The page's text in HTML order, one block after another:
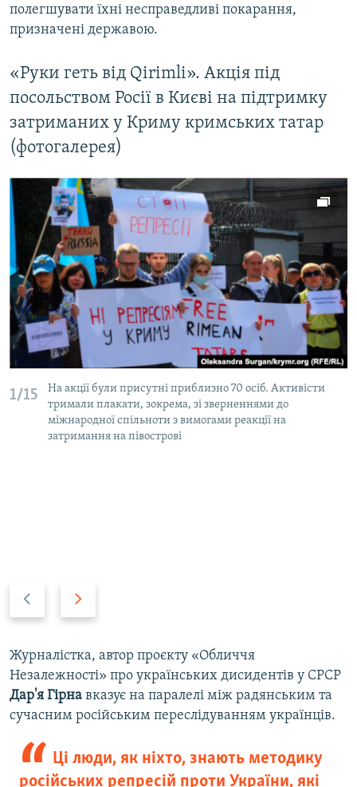
полегшувати їхні несправедливі покарання,
призначені державою.
«Руки геть від Qirimli». Акція під
посольством Росії в Києві на підтримку
затриманих у Криму кримських татар
(фотогалерея)
1/15
На акції були присутні приблизно 70 осіб. Активісти
тримали плакати, зокрема, зі зверненнями до
міжнародної спільноти з вимогами реакції на
затримання на півострові
v
i
o
u
t
s
l
i
e
Журналістка, автор проєкту «Обличчя
Незалежності» про українських дисидентів у СРСР
Дар'я Гірна вказує на паралелі між радянським та
сучасним російським переслідуванням українців.
Ці люди, як ніхто, знають методику
російських репресій проти України, які